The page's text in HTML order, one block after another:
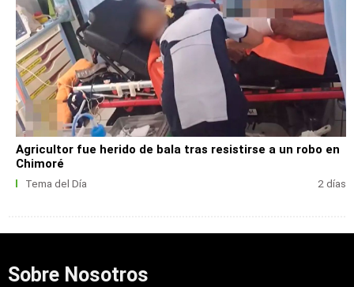
Agricultor fue herido de bala tras resistirse a un robo en
Chimoré
Tema del Día 2 días
Sobre Nosotros